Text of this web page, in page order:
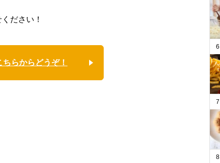
ださい！
らからどうぞ！
6
7
8